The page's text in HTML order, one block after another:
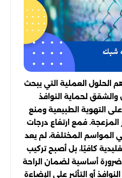
العملية التي يبحث
والشقق لحماية النوافذ
التهوية الطبيعية ومنع
فمع ارتفاع درجات
المواسم المختلفة، لم يعد
كافيًا، بل أصبح تركيب
ضرورة أساسية لضمان الراحة
أو التأثير على الإضاءة